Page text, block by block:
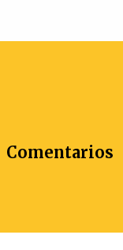
Comentarios